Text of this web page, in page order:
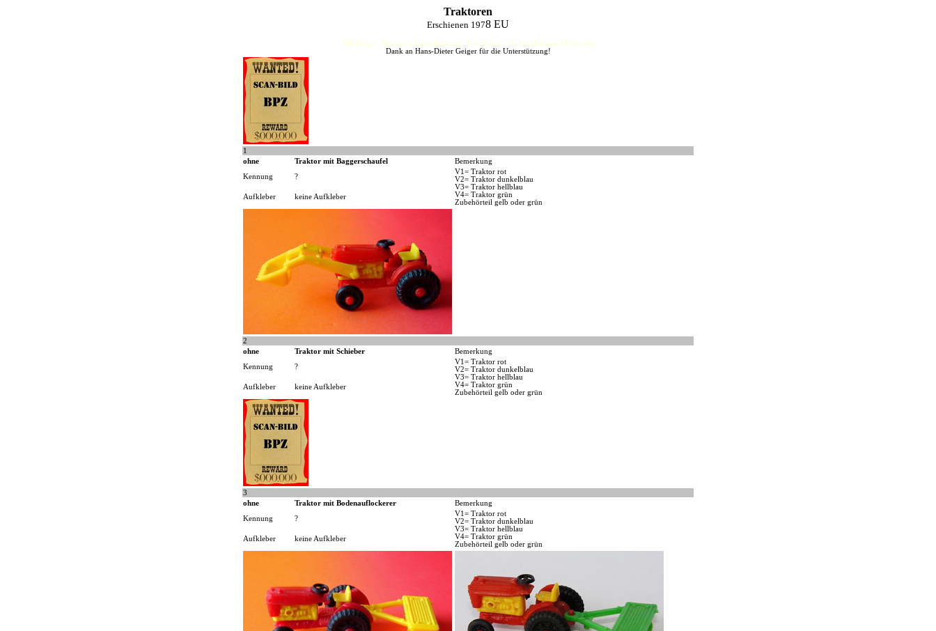
Traktoren
Erschienen 1978 EU
HJFHenze - Helmut´s Sammlerseiten - Ue-Ei-Kat - FF-Kat (Helmut J.F.Henze)
Dank an Hans-Dieter Geiger für die Unterstützung!
1
ohne
Traktor mit Baggerschaufel
Bemerkung
Kennung
?
V1= Traktor rot
V2= Traktor dunkelblau
V3= Traktor hellblau
V4= Traktor grün
Zubehörteil gelb oder grün
Aufkleber keine Aufkleber
2
ohne
Traktor mit Schieber
Bemerkung
Kennung
?
V1= Traktor rot
V2= Traktor dunkelblau
V3= Traktor hellblau
V4= Traktor grün
Zubehörteil gelb oder grün
Aufkleber keine Aufkleber
3
ohne
Traktor mit Bodenauflockerer
Bemerkung
Kennung
?
V1= Traktor rot
V2= Traktor dunkelblau
V3= Traktor hellblau
V4= Traktor grün
Zubehörteil gelb oder grün
Aufkleber keine Aufkleber